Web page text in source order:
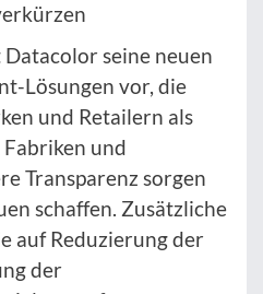
seine neuen
Lösungen vor, die
und Retailern als
und
Transparenz sorgen
schaffen. Zusätzliche
auf Reduzierung der
der